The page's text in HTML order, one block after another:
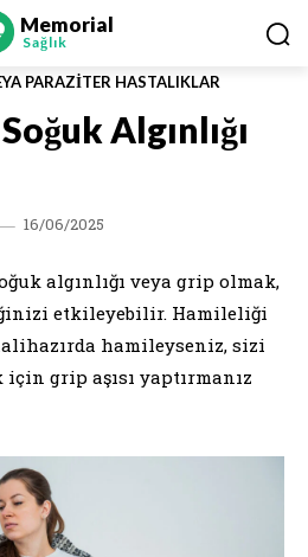
Memorial
Sağlık
PARAZITER HASTALIKLAR
Algınlığı
16/06/2025
algınlığı veya grip olmak,
etkileyebilir. Hamileliği
hamileyseniz, sizi
grip aşısı yaptırmanız